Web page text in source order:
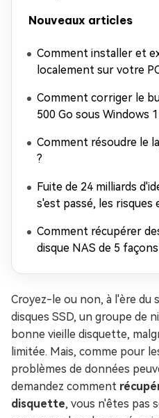
Nouveaux articles
Comment installer et
localement sur votre
Comment corriger le
500 Go sous Windows
Comment résoudre le
?
Fuite de 24 milliards
s'est passé, les
Comment récupérer
disque NAS de 5
Croyez-le ou non, à l'ère du
disques SSD, un groupe de
bonne vieille disquette,
limitée. Mais, comme pour
problèmes de données
demandez comment
disquette, vous n'êtes pas